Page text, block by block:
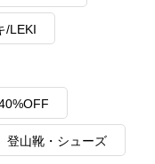
/LEKI
登山靴・シューズ